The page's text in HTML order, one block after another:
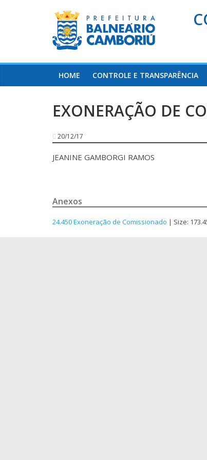
HOME CONTROLE E TRANSPARÊNCIA
EXONERAÇÃO DE
20/12/17
JEANINE GAMBORGI RAMOS
Anexos
24.450 Exoneração de Comissionado | Size: